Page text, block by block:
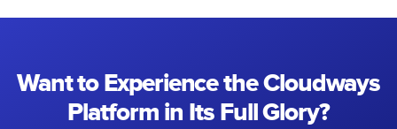
Want to Experience the Cloudways
Platform in Its Full Glory?